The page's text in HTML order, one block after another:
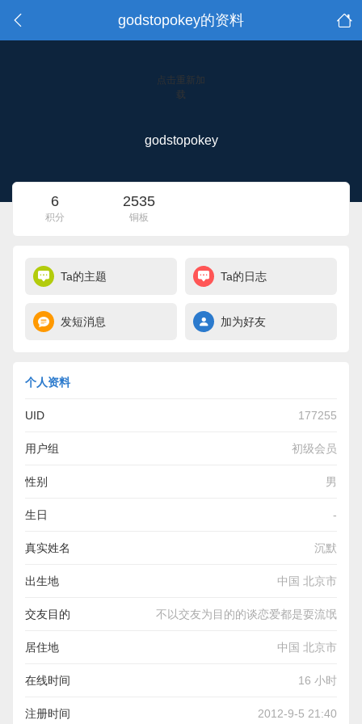
godstopokey的资料
点击重新加
载
godstopokey
6
积分
2535
铜板
Ta的主题 Ta的日志
发短消息 加为好友
个人资料
UID 177255
用户组 初级会员
性别 男
生日 -
真实姓名 沉默
出生地 中国 北京市
交友目的 不以交友为目的的谈恋爱都是耍流氓
居住地 中国 北京市
在线时间 16 小时
注册时间 2012-9-5 21:40